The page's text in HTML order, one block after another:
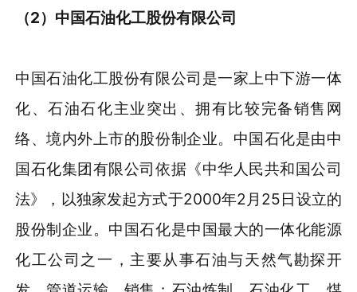
（2）中国石油化工股份有限公司
中国石油化工股份有限公司是一家上中下游一体
化、石油石化主业突出、拥有比较完备销售网
络、境内外上市的股份制企业。中国石化是由中
国石化集团有限公司依据《中华人民共和国公司
法》，以独家发起方式于2000年2月25日设立的
股份制企业。中国石化是中国最大的一体化能源
化工公司之一，主要从事石油与天然气勘探开